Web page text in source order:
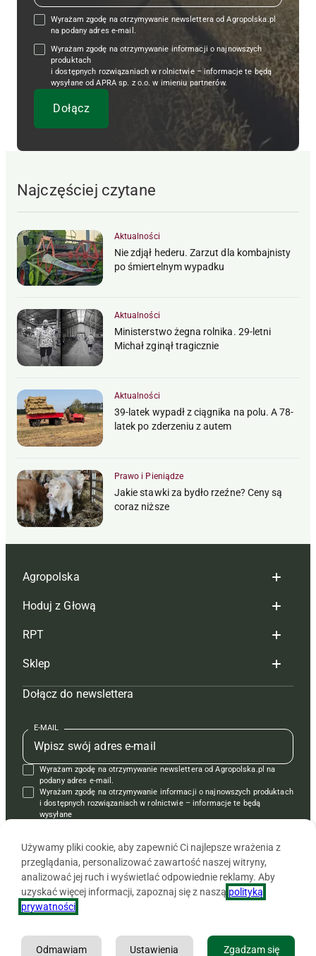
Wyrażam zgodę na otrzymywanie newslettera od Agropolska.pl
na podany adres e-mail.
Wyrażam zgodę na otrzymywanie informacji o najnowszych
produktach
i dostępnych rozwiązaniach w rolnictwie – informacje te będą
wysyłane od APRA sp. z o.o. w imieniu partnerów.
Najczęściej czytane
Aktualności
Nie zdjął hederu. Zarzut dla kombajnisty
po śmiertelnym wypadku
Aktualności
Ministerstwo żegna rolnika. 29-letni
Michał zginął tragicznie
Aktualności
39-latek wypadł z ciągnika na polu. A 78-
latek po zderzeniu z autem
Prawo i Pieniądze
Jakie stawki za bydło rzeźne? Ceny są
coraz niższe
Agropolska
Redakcja
Reklama
Tagi
Mapa serwisu
Kontakt
Regulamin
Polityka prywatności
Hoduj z Głową
Hoduj z głową bydło
Hoduj z głową świnie
Prenumerata
Redakcja
Kontakt
Reklama
RPT
Redakcja
Prenumerata
Reklama
Kontakt
Krzyżówki
Sklep
Czasopisma i prenumerata
Książki
Regulamin
Dołącz do newslettera
E-MAIL
Wyrażam zgodę na otrzymywanie newslettera od Agropolska.pl na
podany adres e-mail.
Wyrażam zgodę na otrzymywanie informacji o najnowszych produktach
i dostępnych rozwiązaniach w rolnictwie – informacje te będą
wysyłane
Używamy pliki cookie, aby zapewnić Ci najlepsze wrażenia z
przeglądania, personalizować zawartość naszej witryny,
analizować jej ruch i wyświetlać odpowiednie reklamy. Aby
uzyskać więcej informacji, zapoznaj się z naszą polityką
prywatności
Zgadzam się
Ustawienia
Odmawiam